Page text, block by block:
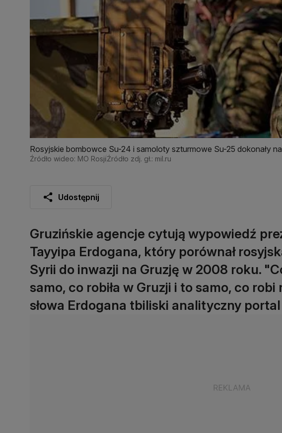
Rosyjskie bombowce Su-24 i samoloty szturmowe Su-25 dokonały
Państwa Islamskiego
Źródło wideo: MO RosjiŹródło zdj. gł.: mil.ru
Udostępnij
Gruzińskie agencje cytują wypowiedź
Tayyipa Erdogana, który porównał
Syrii do inwazji na Gruzję w 2008 roku.
samo, co robiła w Gruzji i to samo, co
słowa Erdogana tbiliski analityczny portal